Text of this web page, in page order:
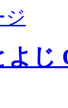
ジ
よじ